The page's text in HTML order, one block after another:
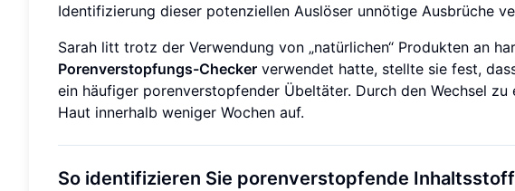
Identifizierung dieser potenziellen Auslöser unnötige Ausbrüche
Sarah litt trotz der Verwendung von „natürlichen“ Produkten an
Porenverstopfungs-Checker verwendet hatte, stellte sie fest,
ein häufiger porenverstopfender Übeltäter. Durch den Wechsel
Haut innerhalb weniger Wochen auf.
So identifizieren Sie porenverstopfende